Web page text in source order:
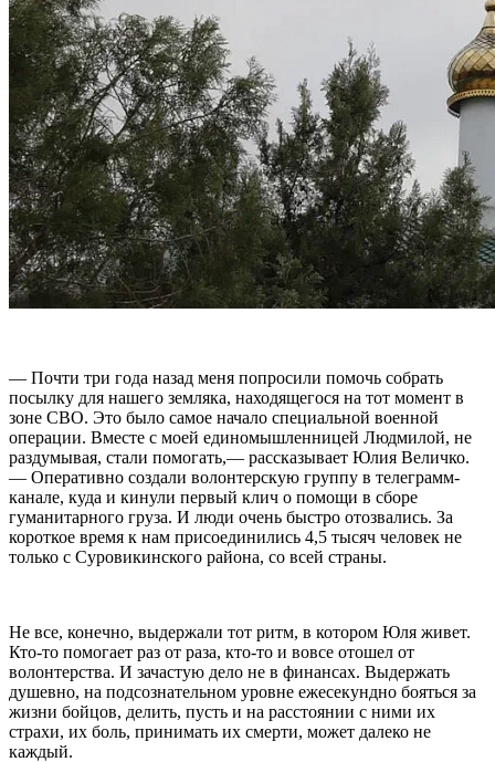
— Почти три года назад меня попросили помочь собрать
посылку для нашего земляка, находящегося на тот момент в
зоне СВО. Это было самое начало специальной военной
операции. Вместе с моей единомышленницей Людмилой, не
раздумывая, стали помогать,— рассказывает Юлия Величко.
— Оперативно создали волонтерскую группу в телеграмм-
канале, куда и кинули первый клич о помощи в сборе
гуманитарного груза. И люди очень быстро отозвались. За
короткое время к нам присоединились 4,5 тысяч человек не
только с Суровикинского района, со всей страны.
Не все, конечно, выдержали тот ритм, в котором Юля живет.
Кто-то помогает раз от раза, кто-то и вовсе отошел от
волонтерства. И зачастую дело не в финансах. Выдержать
душевно, на подсознательном уровне ежесекундно бояться за
жизни бойцов, делить, пусть и на расстоянии с ними их
страхи, их боль, принимать их смерти, может далеко не
каждый.